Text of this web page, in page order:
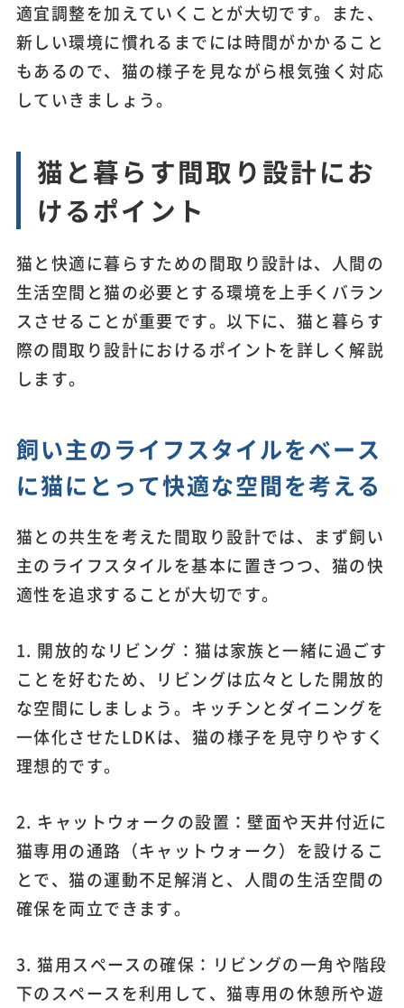
適宜調整を加えていくことが大切です。また、
新しい環境に慣れるまでには時間がかかること
もあるので、猫の様子を見ながら根気強く対応
していきましょう。
猫と暮らす間取り設計にお
けるポイント
猫と快適に暮らすための間取り設計は、人間の
生活空間と猫の必要とする環境を上手くバラン
スさせることが重要です。以下に、猫と暮らす
際の間取り設計におけるポイントを詳しく解説
します。
飼い主のライフスタイルをベース
に猫にとって快適な空間を考える
猫との共生を考えた間取り設計では、まず飼い
主のライフスタイルを基本に置きつつ、猫の快
適性を追求することが大切です。
1. 開放的なリビング：猫は家族と一緒に過ごす
ことを好むため、リビングは広々とした開放的
な空間にしましょう。キッチンとダイニングを
一体化させたLDKは、猫の様子を見守りやすく
理想的です。
2. キャットウォークの設置：壁面や天井付近に
猫専用の通路（キャットウォーク）を設けるこ
とで、猫の運動不足解消と、人間の生活空間の
確保を両立できます。
3. 猫用スペースの確保：リビングの一角や階段
下のスペースを利用して、猫専用の休憩所や遊